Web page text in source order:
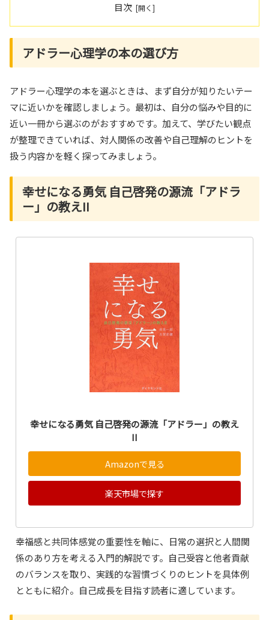
目次
アドラー心理学の本の選び方
アドラー心理学の本を選ぶときは、まず自分が知りたいテー
マに近いかを確認しましょう。最初は、自分の悩みや目的に
近い一冊から選ぶのがおすすめです。加えて、学びたい観点
が整理できていれば、対人関係の改善や自己理解のヒントを
扱う内容かを軽く探ってみましょう。
幸せになる勇気 自己啓発の源流「アドラ
ー」の教えII
幸せになる勇気 自己啓発の源流「アドラー」の教え
II
Amazonで見る
楽天市場で探す
幸福感と共同体感覚の重要性を軸に、日常の選択と人間関
係のあり方を考える入門的解説です。自己受容と他者貢献
のバランスを取り、実践的な習慣づくりのヒントを具体例
とともに紹介。自己成長を目指す読者に適しています。